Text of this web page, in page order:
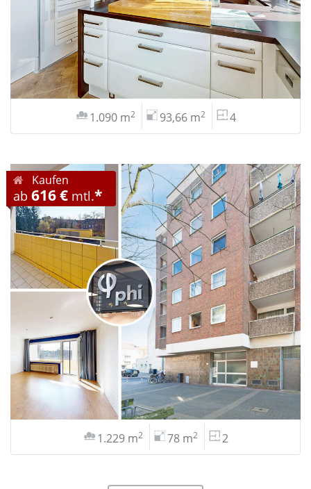
1.090 m2 93,66 m2 4
Kaufen
ab 616 € mtl.*
1.229 m2 78 m2 2